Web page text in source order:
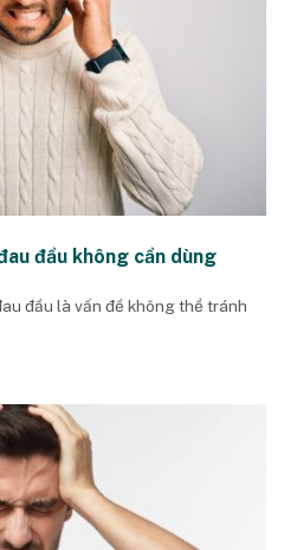
đầu không cần dùng
đầu là vấn đề không thể tránh